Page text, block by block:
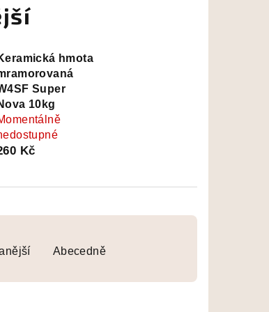
hmota
Super
10kg
Kč
Abecedně